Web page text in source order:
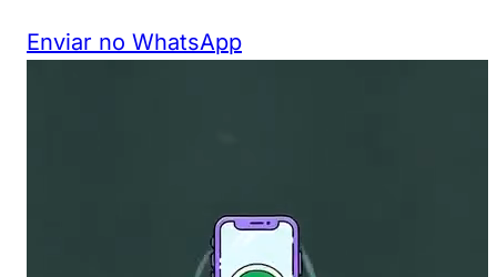
Enviar no WhatsApp